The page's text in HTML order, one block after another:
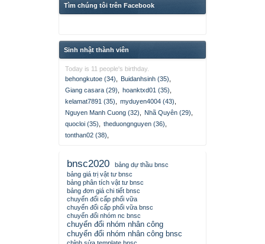
Tìm chúng tôi trên Facebook
Sinh nhật thành viên
Today is 11 people's birthday.
behongkutoe (34)
Buidanhsinh (35)
Giang casara (29)
hoanktxd01 (35)
kelamat7891 (35)
myduyen4004 (43)
Nguyen Manh Cuong (32)
Nhã Quyên (29)
quocloi (35)
theduongnguyen (36)
tonthan02 (38)
bnsc2020
bảng dự thầu bnsc
bảng giá trị vật tư bnsc
bảng phân tích vật tư bnsc
bảng đơn giá chi tiết bnsc
chuyển đổi cấp phối vữa
chuyển đổi cấp phối vữa bnsc
chuyển đổi nhóm nc bnsc
chuyển đổi nhóm nhân công
chuyển đổi nhóm nhân công bnsc